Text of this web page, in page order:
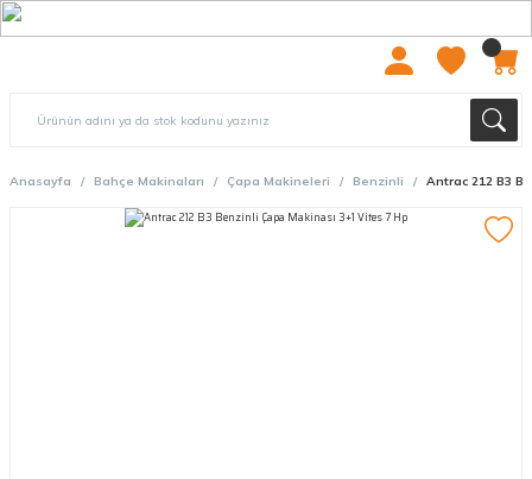
Anasayfa Bahçe Makinaları Çapa Makineleri Benzinli Antrac 212 B3